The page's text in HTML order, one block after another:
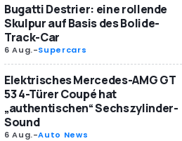
Bugatti Destrier: eine rollende
Skulpur auf Basis des Bolide-
Track-Car
6 Aug.-Supercars
Elektrisches Mercedes-AMG GT
53 4-Türer Coupé hat
„authentischen“ Sechszylinder-
Sound
6 Aug.-Auto News